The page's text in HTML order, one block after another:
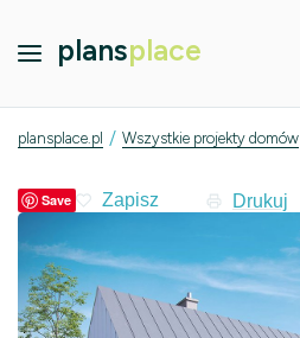
plansplace
plansplace.pl / Wszystkie projekty domów
Save Drukuj